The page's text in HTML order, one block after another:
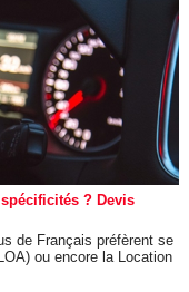
? Devis
de Français préfèrent se
ou encore la Location